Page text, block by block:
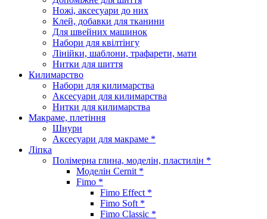
Ножі, аксесуари до них
Клей, добавки для тканини
Для швейних машинок
Набори для квілтінгу
Лінійки, шаблони, трафарети, мати
Нитки для шиття
Килимарство
Набори для килимарства
Аксесуари для килимарства
Нитки для килимарства
Макраме, плетіння
Шнури
Аксесуари для макраме *
Ліпка
Полімерна глина, моделін, пластилін *
Моделін Cernit *
Fimo *
Fimo Effect *
Fimo Soft *
Fimo Classic *